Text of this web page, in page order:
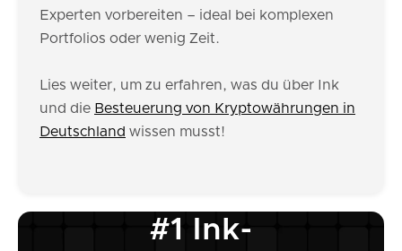
Experten vorbereiten – ideal bei komplexen
Portfolios oder wenig Zeit.
Lies weiter, um zu erfahren, was du über Ink
und die Besteuerung von Kryptowährungen in
Deutschland wissen musst!
#1 Ink-